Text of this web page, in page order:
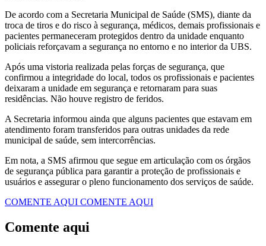
De acordo com a Secretaria Municipal de Saúde (SMS), diante da
troca de tiros e do risco à segurança, médicos, demais profissionais e
pacientes permaneceram protegidos dentro da unidade enquanto
policiais reforçavam a segurança no entorno e no interior da UBS.
Após uma vistoria realizada pelas forças de segurança, que
confirmou a integridade do local, todos os profissionais e pacientes
deixaram a unidade em segurança e retornaram para suas
residências. Não houve registro de feridos.
A Secretaria informou ainda que alguns pacientes que estavam em
atendimento foram transferidos para outras unidades da rede
municipal de saúde, sem intercorrências.
Em nota, a SMS afirmou que segue em articulação com os órgãos
de segurança pública para garantir a proteção de profissionais e
usuários e assegurar o pleno funcionamento dos serviços de saúde.
COMENTE AQUI COMENTE AQUI
Comente aqui